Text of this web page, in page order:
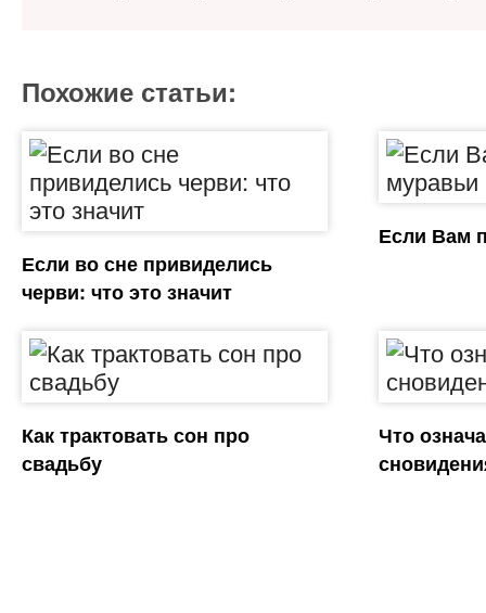
Похожие статьи:
Если во сне привиделись
черви: что это значит
Если Вам
Как трактовать сон про
свадьбу
Что